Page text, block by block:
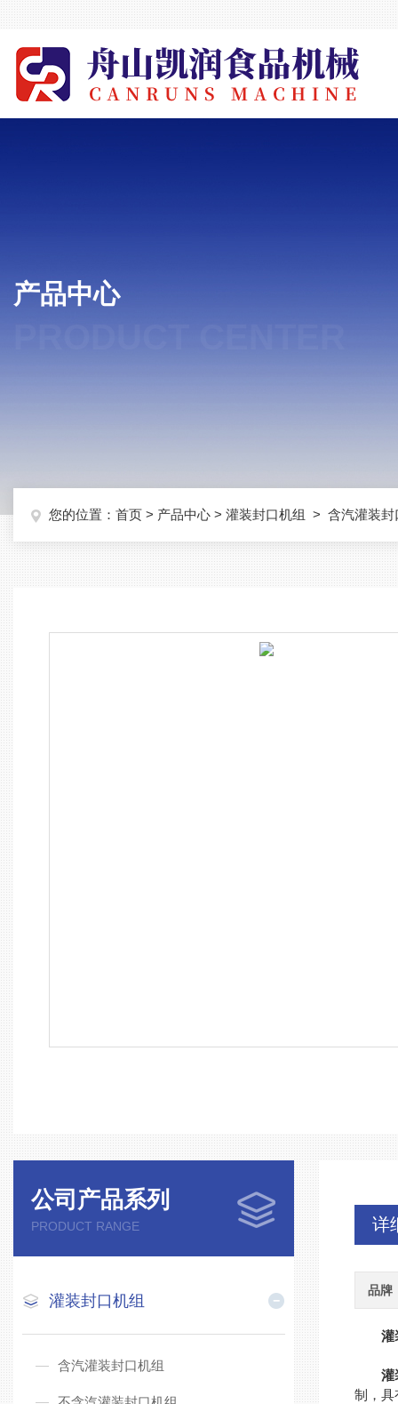
产品中心
您的位置： 首页 > 产品中心 > 灌装封口机组 > 含汽灌装封
公司产品系列
PRODUCT RANGE
灌装封口机组
含汽灌装封口机组
详
品牌
灌
灌
制，